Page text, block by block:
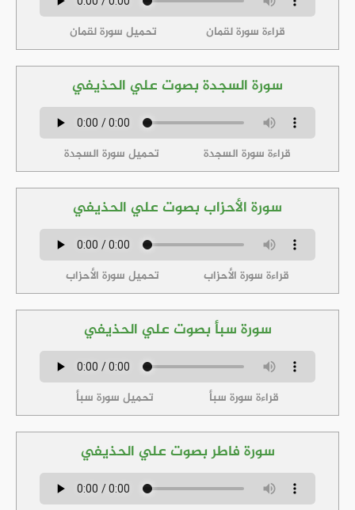
قراءة سورة لقمان تحميل سورة لقمان
سورة السجدة بصوت علي الحذيفي
قراءة سورة السجدة تحميل سورة السجدة
سورة الأحزاب بصوت علي الحذيفي
قراءة سورة الأحزاب تحميل سورة الأحزاب
سورة سبأ بصوت علي الحذيفي
قراءة سورة سبأ تحميل سورة سبأ
سورة فاطر بصوت علي الحذيفي